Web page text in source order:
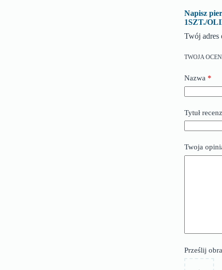
Napisz
1SZT./
Twój adres
TWOJA
Nazwa *
Tytuł
Twoja
Prześlij